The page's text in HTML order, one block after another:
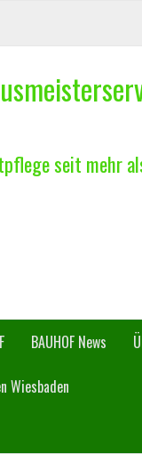
seit mehr
BAUHOF News
Wiesbaden